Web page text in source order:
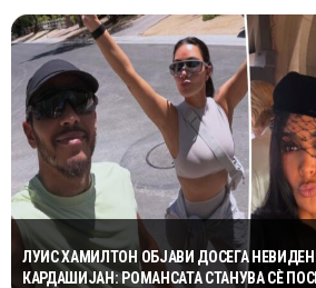
ЛУИС ХАМИЛТОН ОБЈАВИ ДОСЕГА
КАРДАШИЈАН: РОМАНСАТА СТАНУВА СÈ